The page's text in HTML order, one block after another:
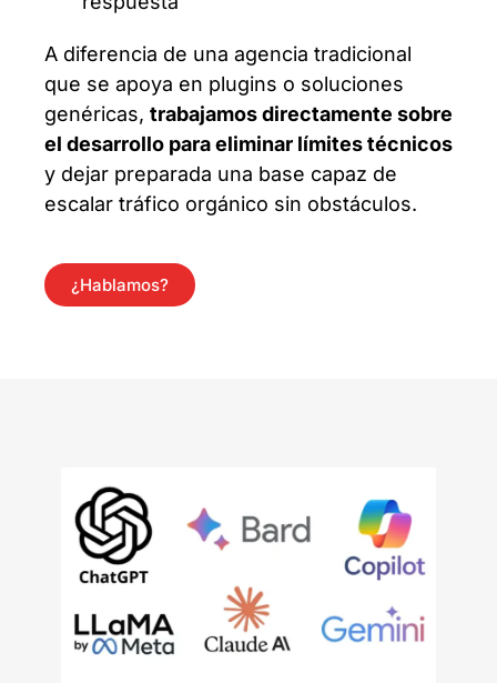
A diferencia de una agencia tradicional
que se apoya en plugins o soluciones
genéricas, trabajamos directamente sobre
el desarrollo para eliminar límites técnicos
y dejar preparada una base capaz de
escalar tráfico orgánico sin obstáculos.
¿Hablamos?